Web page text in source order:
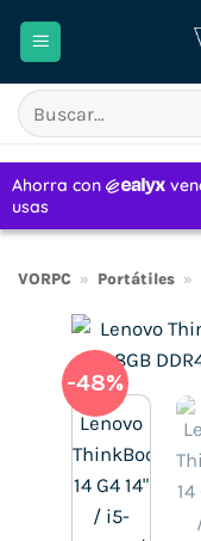
Buscar
por:
VORPC » Portátiles »
-48%